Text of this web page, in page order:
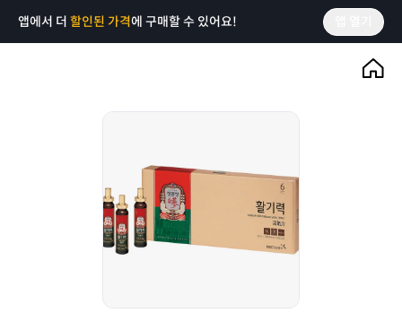
앱에서 더 할인된 가격에 구매할 수 있어요!